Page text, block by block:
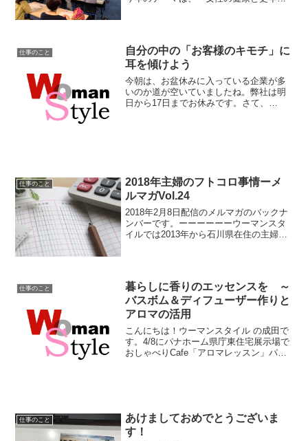
仕事のこと
自分の中の「お客様のキモチ」に
耳を傾けよう
今朝は、お盆休みに入っている企業が多
いのか道が空いていましたね。弊社は明
日から17日までお休みです。さて、
仕事のこと
2018年主婦のフトコロ事情ーメ
ルマガVol.24
2018年2月8日配信のメルマガのバックナ
ンバーです。ーーーーーーウーマンスタ
イルでは2013年から石川県在住の主婦の
仕事のこと
暮らしに香りのエッセンスを ～
バスボム＆ディフューザー作りと
アロマの活用
こんにちは！ウーマンスタイル の成田で
す。4/8にパナホーム県庁東住宅展示場で
おしゃべりCafe「アロマレッスン」パナ
仕事のこと
あけましておめでとうございま
す！